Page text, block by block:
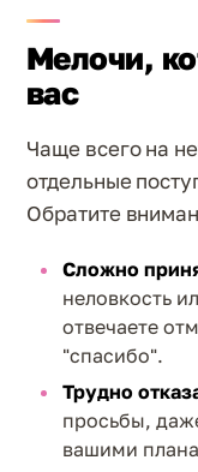
Мелочи,
вас
Чаще всего на
отдельные
Обратите
Сложно
неловкость
отвечаете
"спасибо".
Трудно
просьбы,
вашими